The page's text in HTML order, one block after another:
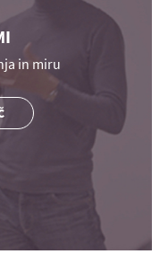
in miru